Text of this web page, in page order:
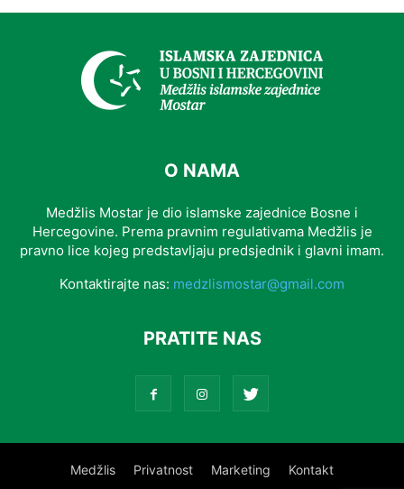
O NAMA
Medžlis Mostar je dio islamske zajednice Bosne i
Hercegovine. Prema pravnim regulativama Medžlis je
pravno lice kojeg predstavljaju predsjednik i glavni imam.
Kontaktirajte nas: medzlismostar@gmail.com
PRATITE NAS
Medžlis Privatnost Marketing Kontakt